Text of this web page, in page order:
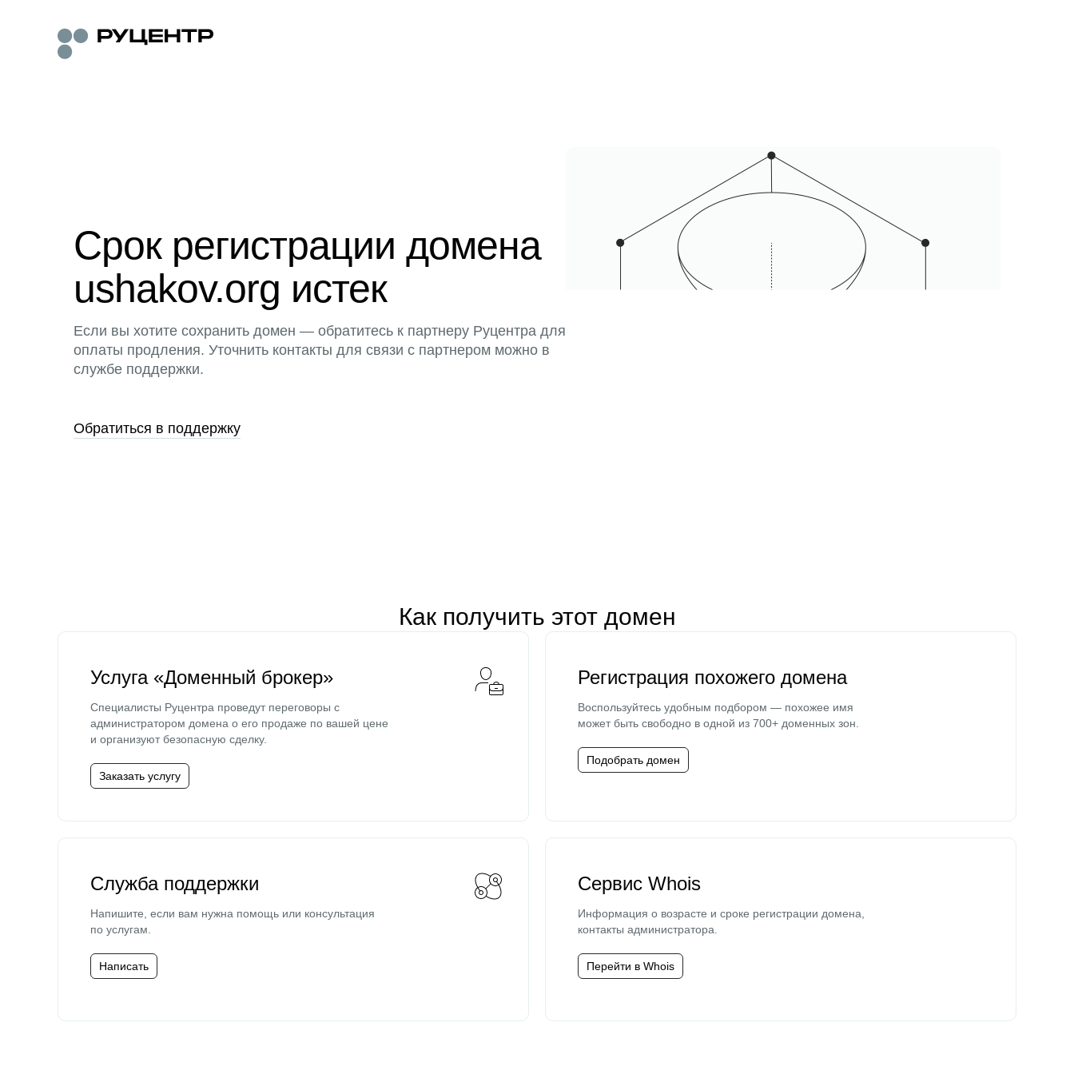
Срок регистрации домена
ushakov.org истек
Если вы хотите сохранить домен — обратитесь к партнеру Руцентра для
оплаты продления. Уточнить контакты для связи с партнером можно в
службе поддержки.
Обратиться в поддержку
Как получить этот домен
Услуга «Доменный брокер»
Специалисты Руцентра проведут переговоры с
администратором домена о его продаже по вашей цене
и организуют безопасную сделку.
Заказать услугу
Регистрация похожего домена
Воспользуйтесь удобным подбором — похожее имя
может быть свободно в одной из 700+ доменных зон.
Подобрать домен
Служба поддержки
Напишите, если вам нужна помощь или консультация
по услугам.
Написать
Сервис Whois
Информация о возрасте и сроке регистрации домена,
контакты администратора.
Перейти в Whois